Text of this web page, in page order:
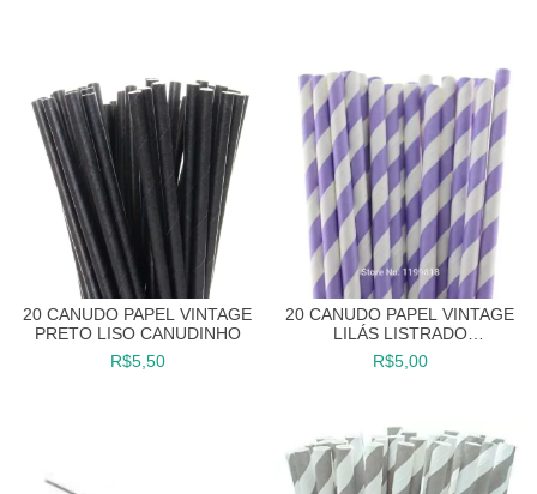
20 CANUDO PAPEL VINTAGE
PRETO LISO CANUDINHO
R$5,50
20 CANUDO PAPEL VINTAGE
LILÁS LISTRADO
CANUDINHO
R$5,00